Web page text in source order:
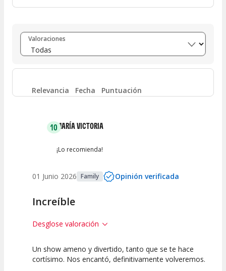
Entre 8 y 10 (1)
Entre 6 y 8 (0)
Entre 4 y 6 0
Valoraciones
Relevancia Fecha Puntuación
10MARÍA VICTORIA
¡Lo recomienda!
01 Junio 2026 Family Opinión verificada
Increíble
Desglose valoración
10 10 10
Un show ameno y divertido, tanto que se te hace
cortísimo. Nos encantó, definitivamente volveremos.